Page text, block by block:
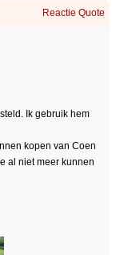
Reactie Quote
Ik gebruik hem
kopen van Coen
al niet meer kunnen